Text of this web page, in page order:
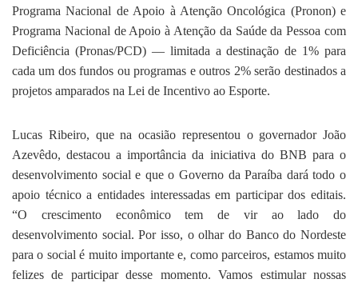
Programa Nacional de Apoio à Atenção Oncológica (Pronon) e
Programa Nacional de Apoio à Atenção da Saúde da Pessoa com
Deficiência (Pronas/PCD) — limitada a destinação de 1% para
cada um dos fundos ou programas e outros 2% serão destinados a
projetos amparados na Lei de Incentivo ao Esporte.
Lucas Ribeiro, que na ocasião representou o governador João
Azevêdo, destacou a importância da iniciativa do BNB para o
desenvolvimento social e que o Governo da Paraíba dará todo o
apoio técnico a entidades interessadas em participar dos editais.
“O crescimento econômico tem de vir ao lado do
desenvolvimento social. Por isso, o olhar do Banco do Nordeste
para o social é muito importante e, como parceiros, estamos muito
felizes de participar desse momento. Vamos estimular nossas